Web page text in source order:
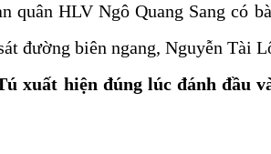
quân HLV Ngô Quang Sang có
đường biên ngang, Nguyễn Tài
xuất hiện đúng lúc đánh đầu